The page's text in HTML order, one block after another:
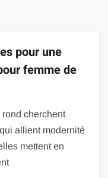
pour une
femme de
cherchent
allient modernité
mettent en